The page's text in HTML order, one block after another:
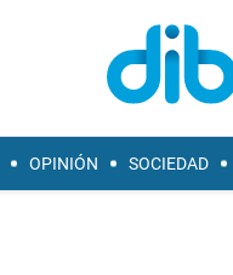
OPINIÓN SOCIEDAD